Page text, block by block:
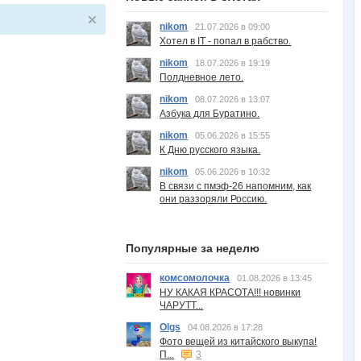
nikom 21.07.2026 в 09:00
Хотел в IT - попал в рабство.
nikom
18.07.2026 в 19:19
Полдневное лето.
nikom
08.07.2026 в 13:07
Азбука для Буратино.
nikom
05.06.2026 в 15:55
К Дню русского языка.
nikom
05.06.2026 в 10:32
В связи с пмэф-26 напомним, как
они раззоряли Россию.
Популярные за неделю
комсомолочка 01.08.2026 в 13:45
НУ КАКАЯ КРАСОТА!!! новинки
ЧАРУТТ...
Olgs
04.08.2026 в 17:28
Фото вещей из китайского выкупа!
П...
3